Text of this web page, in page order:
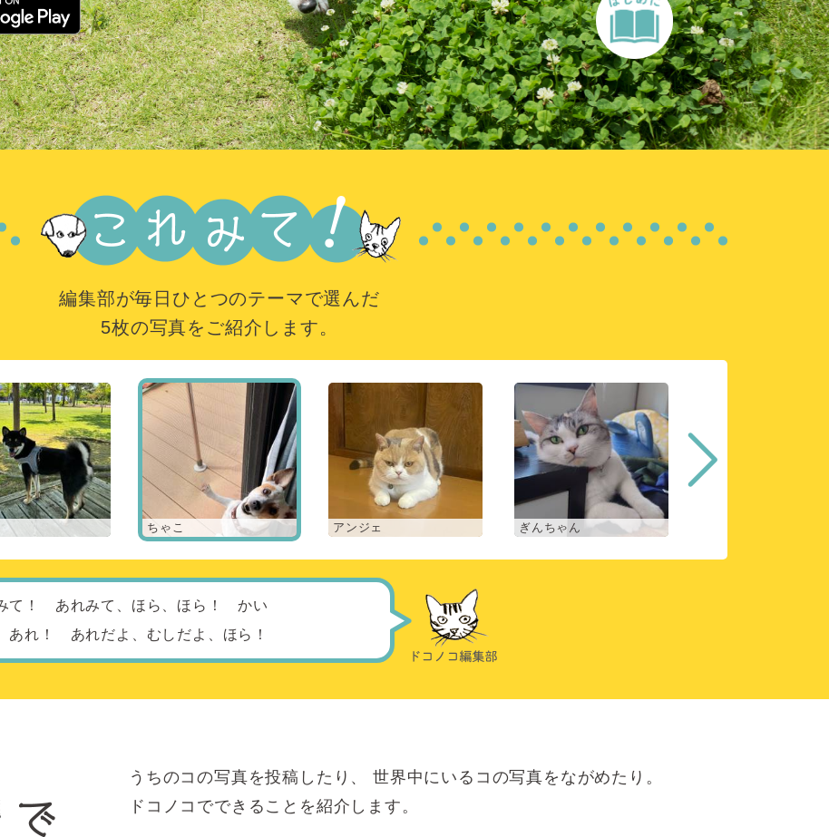
編集部が毎日ひとつのテーマで選んだ
5枚の写真をご紹介します。
ちゃこ アンジェ ぎんちゃん
て！ あれみて、ほら、ほら！ かい
あれ！ あれだよ、むしだよ、ほら！
うちのコの写真を投稿したり、
世界中にいるコの写真をながめたり。
ドコノコでできることを紹介します。